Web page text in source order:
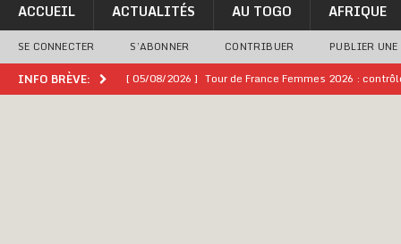
ACCUEIL ACTUALITÉS AU TOGO AFRIQUE
SE CONNECTER S’ABONNER CONTRIBUER PUBLIER UNE
INFO BRÈVE: [ 05/08/2026 ] Tour de France Femmes 2026 :